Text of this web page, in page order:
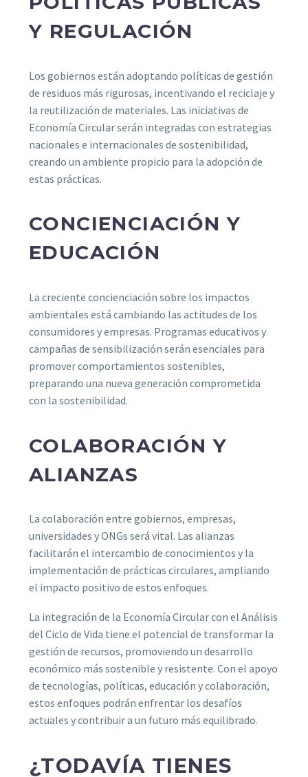
Y REGULACIÓN
Los gobiernos están adoptando políticas de gestión
de residuos más rigurosas, incentivando el reciclaje y
la reutilización de materiales. Las iniciativas de
Economía Circular serán integradas con estrategias
nacionales e internacionales de sostenibilidad,
creando un ambiente propicio para la adopción de
estas prácticas.
CONCIENCIACIÓN Y
EDUCACIÓN
La creciente concienciación sobre los impactos
ambientales está cambiando las actitudes de los
consumidores y empresas. Programas educativos y
campañas de sensibilización serán esenciales para
promover comportamientos sostenibles,
preparando una nueva generación comprometida
con la sostenibilidad.
COLABORACIÓN Y
ALIANZAS
La colaboración entre gobiernos, empresas,
universidades y ONGs será vital. Las alianzas
facilitarán el intercambio de conocimientos y la
implementación de prácticas circulares, ampliando
el impacto positivo de estos enfoques.
La integración de la Economía Circular con el Análisis
del Ciclo de Vida tiene el potencial de transformar la
gestión de recursos, promoviendo un desarrollo
económico más sostenible y resistente. Con el apoyo
de tecnologías, políticas, educación y colaboración,
estos enfoques podrán enfrentar los desafíos
actuales y contribuir a un futuro más equilibrado.
¿TODAVÍA TIENES